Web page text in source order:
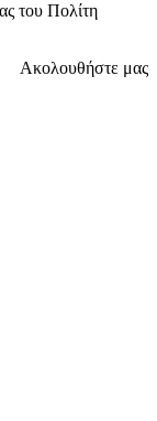
του Πολίτη
Ακολουθήστε μας